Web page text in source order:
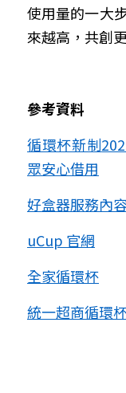
使用量的一大
來越高，共創
參考資料
循環杯新制
眾安心借用
好盒器服務內
uCup 官網
全家循環杯
統一超商循環